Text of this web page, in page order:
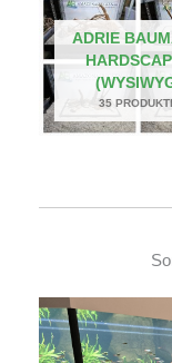
ADRIE
35